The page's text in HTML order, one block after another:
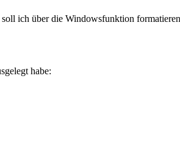
ich über die Windowsfunktion
habe: